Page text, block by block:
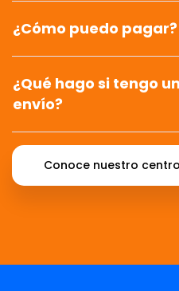
¿Cómo puedo pagar?
¿Qué hago si tengo
envío?
Conoce nuestro